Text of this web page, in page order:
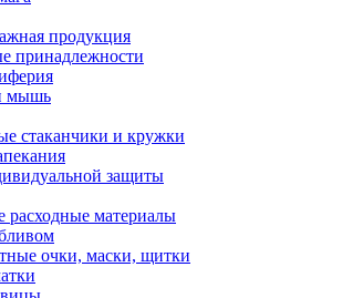
продукция
принадлежности
мышь
стаканчики и кружки
защиты
расходные материалы
очки, маски, щитки